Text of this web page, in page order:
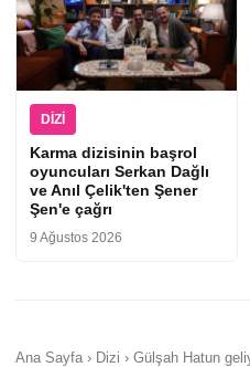
DIZI
Karma dizisinin başrol
oyuncuları Serkan Dağlı
ve Anıl Çelik'ten Şener
Şen'e çağrı
9 Ağustos 2026
Ana Sayfa › Dizi › Gülşah Hatun